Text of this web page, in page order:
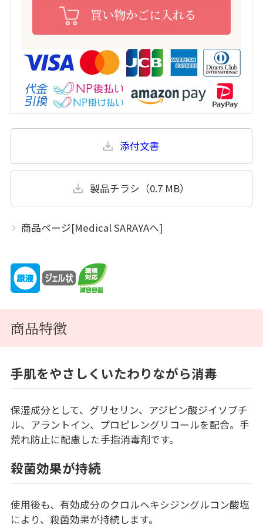
買い物かごに入れる
添付文書
製品チラシ（0.7 MB）
商品ページ[Medical SARAYAへ]
商品特徴
手肌をやさしくいたわりながら消毒
保湿成分として、グリセリン、アジピン酸ジイソブチ
ル、アラントイン、プロピレングリコールを配合。手
荒れ防止に配慮した手指消毒剤です。
殺菌効果が持続
使用後も、有効成分のクロルヘキシジングルコン酸塩
により、殺菌効果が持続します。